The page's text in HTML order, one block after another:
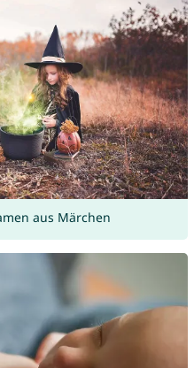
aus Märchen